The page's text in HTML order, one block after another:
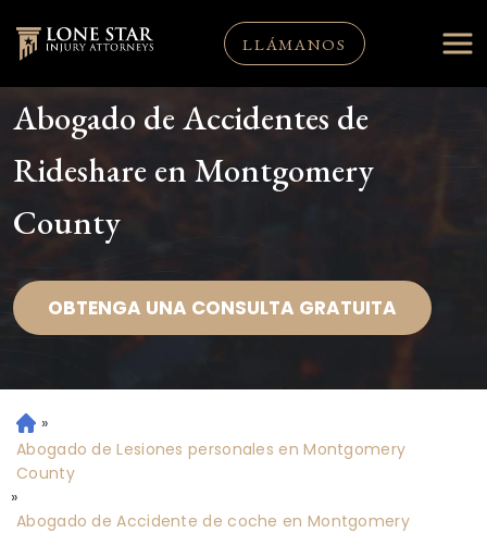
LLÁMANOS
Abogado de Accidentes de
Rideshare en Montgomery
County
OBTENGA UNA CONSULTA GRATUITA
Ini
ci
o
»
Abogado de Lesiones personales en Montgomery
County
»
Abogado de Accidente de coche en Montgomery